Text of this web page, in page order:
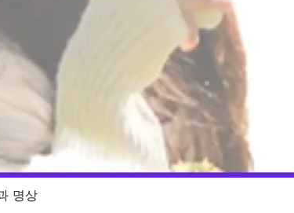
명상